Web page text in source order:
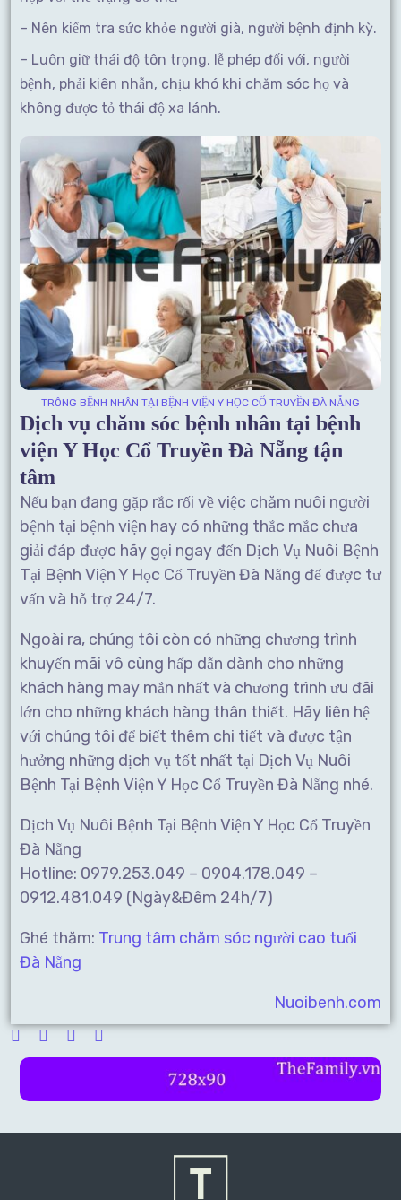
– Nên kiểm tra sức khỏe người già, người bệnh định kỳ.
– Luôn giữ thái độ tôn trọng, lễ phép đối với, người
bệnh, phải kiên nhẫn, chịu khó khi chăm sóc họ và
không được tỏ thái độ xa lánh.
TRÔNG BỆNH NHÂN TẠI BỆNH VIỆN Y HỌC CỔ TRUYỀN ĐÀ NẴNG
Dịch vụ chăm sóc bệnh nhân tại bệnh
viện Y Học Cổ Truyền Đà Nẵng tận
tâm
Nếu bạn đang gặp rắc rối về việc chăm nuôi người
bệnh tại bệnh viện hay có những thắc mắc chưa
giải đáp được hãy gọi ngay đến Dịch Vụ Nuôi Bệnh
Tại Bệnh Viện Y Học Cổ Truyền Đà Nẵng để được tư
vấn và hỗ trợ 24/7.
Ngoài ra, chúng tôi còn có những chương trình
khuyến mãi vô cùng hấp dẫn dành cho những
khách hàng may mắn nhất và chương trình ưu đãi
lớn cho những khách hàng thân thiết. Hãy liên hệ
với chúng tôi để biết thêm chi tiết và được tận
hưởng những dịch vụ tốt nhất tại Dịch Vụ Nuôi
Bệnh Tại Bệnh Viện Y Học Cổ Truyền Đà Nẵng nhé.
Dịch Vụ Nuôi Bệnh Tại Bệnh Viện Y Học Cổ Truyền
Đà Nẵng
Hotline: 0979.253.049 – 0904.178.049 –
0912.481.049 (Ngày&Đêm 24h/7)
Ghé thăm: Trung tâm chăm sóc người cao tuổi
Đà Nẵng
Nuoibenh.com